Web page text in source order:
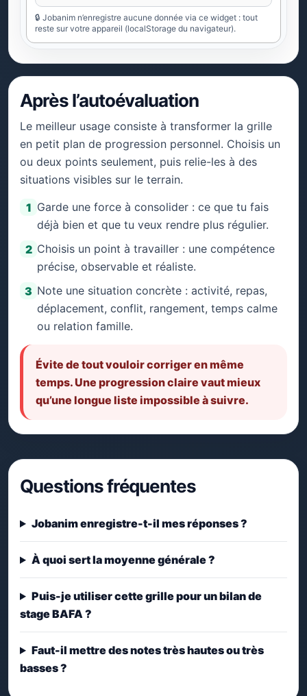
🔒 Jobanim n’enregistre aucune donnée via ce widget : tout
reste sur votre appareil (localStorage du navigateur).
Après l’autoévaluation
Le meilleur usage consiste à transformer la grille
en petit plan de progression personnel. Choisis un
ou deux points seulement, puis relie-les à des
situations visibles sur le terrain.
1 Garde une force à consolider : ce que tu fais
déjà bien et que tu veux rendre plus régulier.
2 Choisis un point à travailler : une compétence
précise, observable et réaliste.
3 Note une situation concrète : activité, repas,
déplacement, conflit, rangement, temps calme
ou relation famille.
Évite de tout vouloir corriger en même
temps. Une progression claire vaut mieux
qu’une longue liste impossible à suivre.
Questions fréquentes
Jobanim enregistre-t-il mes réponses ?
À quoi sert la moyenne générale ?
Puis-je utiliser cette grille pour un bilan de
stage BAFA ?
Faut-il mettre des notes très hautes ou très
basses ?